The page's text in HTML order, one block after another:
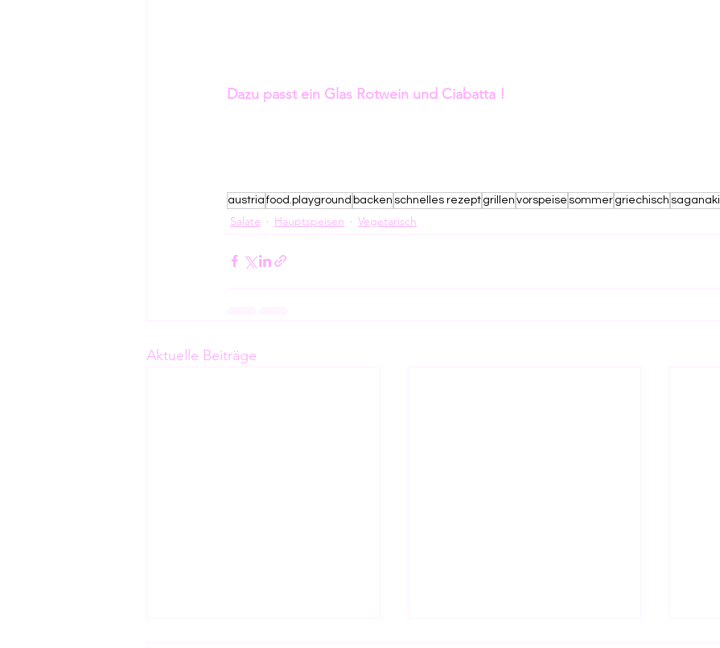
Dazu passt ein Glas Rotwein und Ciabatta !
austria food.playground backen schnelles rezept grillen vorspeise sommer griechisch saganaki
Salate Hauptspeisen Vegetarisch
Aktuelle Beiträge